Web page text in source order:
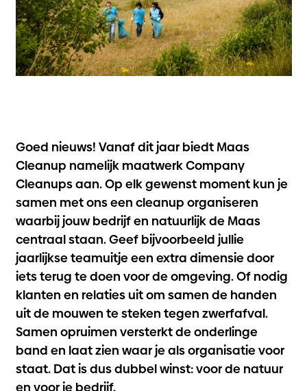
Goed nieuws! Vanaf dit jaar biedt Maas
Cleanup namelijk maatwerk Company
Cleanups aan. Op elk gewenst moment kun je
samen met ons een cleanup organiseren
waarbij jouw bedrijf en natuurlijk de Maas
centraal staan. Geef bijvoorbeeld jullie
jaarlijkse teamuitje een extra dimensie door
iets terug te doen voor de omgeving. Of nodig
klanten en relaties uit om samen de handen
uit de mouwen te steken tegen zwerfafval.
Samen opruimen versterkt de onderlinge
band en laat zien waar je als organisatie voor
staat. Dat is dus dubbel winst: voor de natuur
en voor je bedrijf.